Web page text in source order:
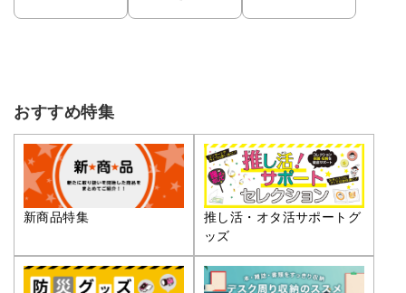
おすすめ特集
新商品特集
推し活・オタ活サポートグ
ッズ